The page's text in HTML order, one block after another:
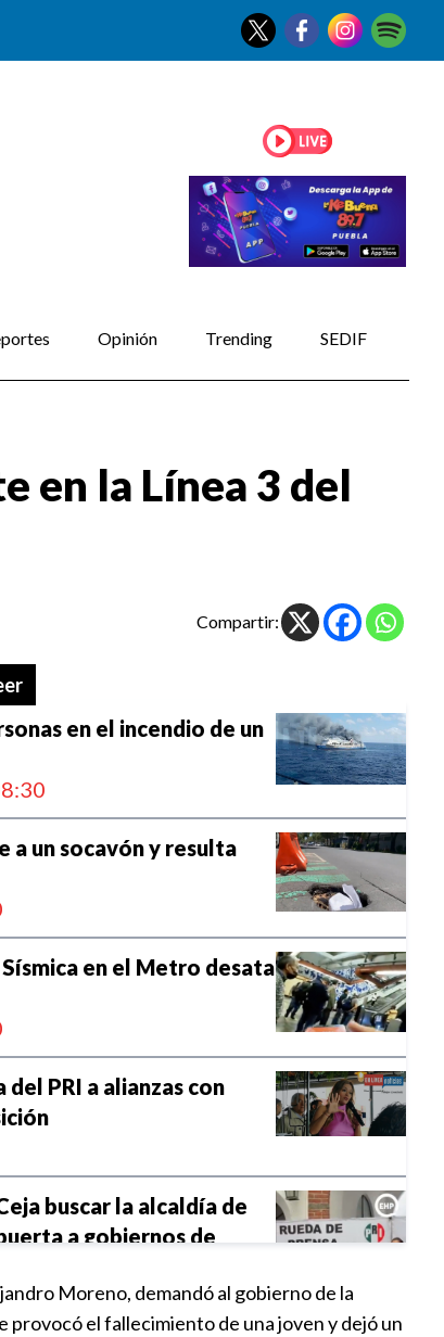
Opinión Trending SEDIF
en la Línea 3 del
Compartir:
en el incendio de un
a un socavón y resulta
en el Metro desata
PRI a alianzas con
buscar la alcaldía de
a gobiernos de
Moreno, demandó al gobierno de la
provocó el fallecimiento de una joven y dejó un